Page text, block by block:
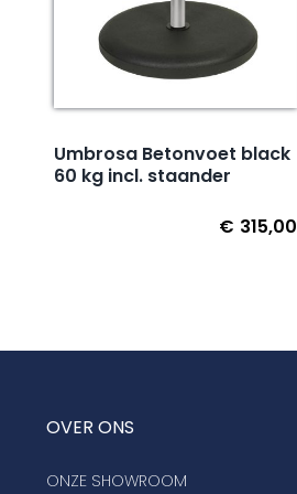
Umbrosa Betonvoet black
60 kg incl. staander
€ 315,00
OVER ONS
ONZE SHOWROOM